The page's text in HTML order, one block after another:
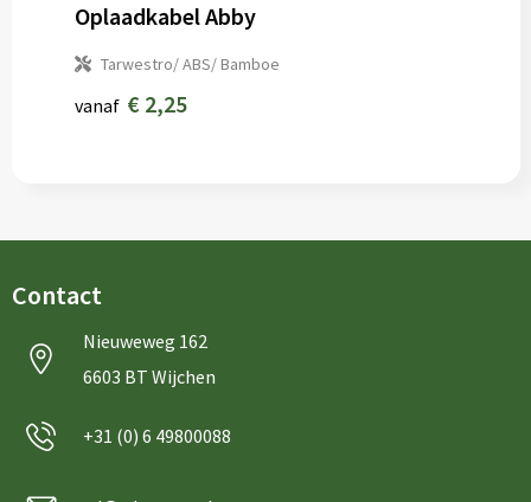
Oplaadkabel Abby
Tarwestro/ ABS/ Bamboe
vanaf € 2,25
Contact
Nieuweweg 162
6603 BT Wijchen
+31 (0) 6 49800088